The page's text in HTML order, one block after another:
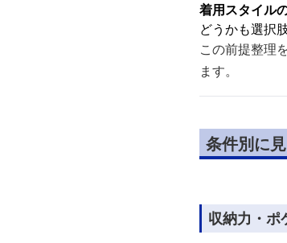
着用スタイル
どうかも選択
この前提整理
ます。
条件別に
収納力・ポ